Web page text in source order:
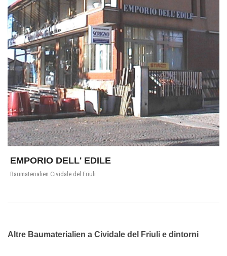
EMPORIO DELL' EDILE
Baumaterialien Cividale del Friuli
Altre Baumaterialien a Cividale del Friuli e dintorni